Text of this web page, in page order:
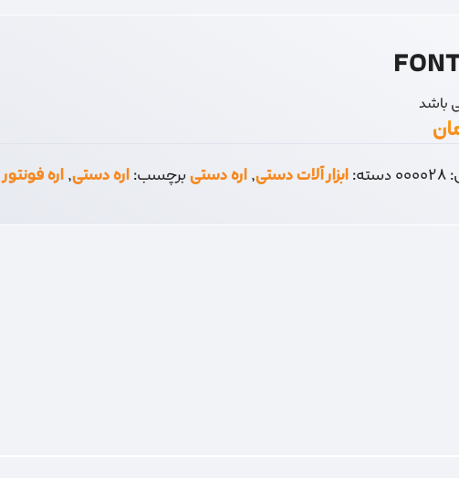
باشد
000028دسته:ابزار آلات دستی,اره دستیبرچسب:اره دستی,اره فونتور